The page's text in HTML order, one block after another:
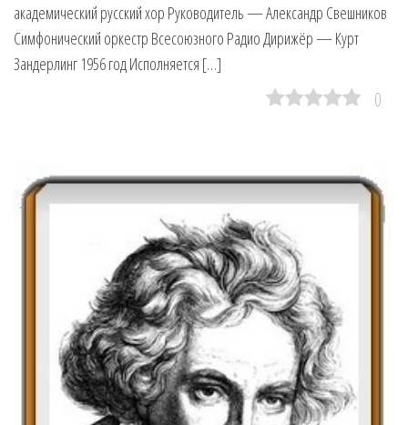
академический русский хор Руководитель — Александр Свешников
Симфонический оркестр Всесоюзного Радио Дирижёр — Курт
Зандерлинг 1956 год Исполняется […]
0